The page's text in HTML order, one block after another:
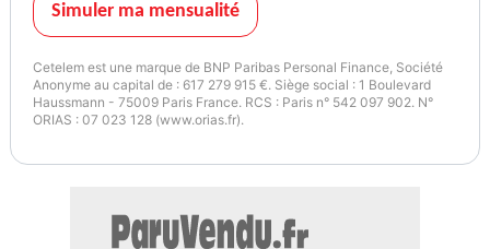
Simuler ma mensualité
Cetelem est une marque de BNP Paribas Personal Finance, Société
Anonyme au capital de : 617 279 915 €. Siège social : 1 Boulevard
Haussmann - 75009 Paris France. RCS : Paris n° 542 097 902. N°
ORIAS : 07 023 128 (www.orias.fr).